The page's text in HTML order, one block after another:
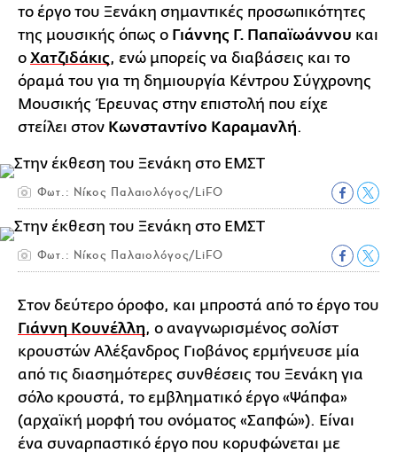
το έργο του Ξενάκη σημαντικές προσωπικότητες
της μουσικής όπως ο Γιάννης Γ. Παπαϊωάννου και
ο Χατζιδάκις, ενώ μπορείς να διαβάσεις και το
όραμά του για τη δημιουργία Κέντρου Σύγχρονης
Μουσικής Έρευνας στην επιστολή που είχε
στείλει στον Κωνσταντίνο Καραμανλή.
Φωτ.: Νίκος Παλαιολόγος/LiFO
Φωτ.: Νίκος Παλαιολόγος/LiFO
Στον δεύτερο όροφο, και μπροστά από το έργο του
Γιάννη Κουνέλλη, ο αναγνωρισμένος σολίστ
κρουστών Αλέξανδρος Γιοβάνος ερμήνευσε μία
από τις διασημότερες συνθέσεις του Ξενάκη για
σόλο κρουστά, το εμβληματικό έργο «Ψάπφα»
(αρχαϊκή μορφή του ονόματος «Σαπφώ»). Είναι
ένα συναρπαστικό έργο που κορυφώνεται με